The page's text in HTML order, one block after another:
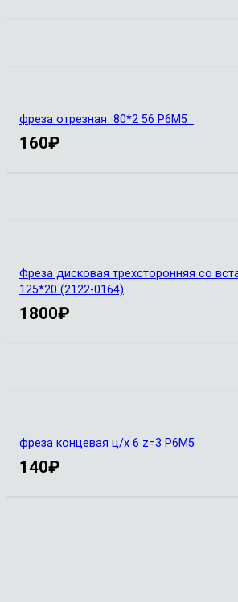
фреза отрезная 80*2 56 Р6М5
160₽
Фреза дисковая трехсторонняя со
125*20 (2122-0164)
1800₽
фреза концевая ц/х 6 z=3 Р6М5
140₽